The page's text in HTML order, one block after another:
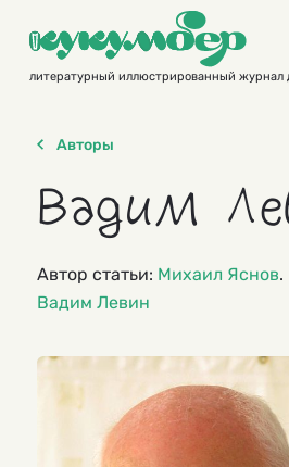
contentлитературный иллюстрированный журнал
Авторы
Вадим
Автор статьи: Михаил Яснов.
Вадим Левин